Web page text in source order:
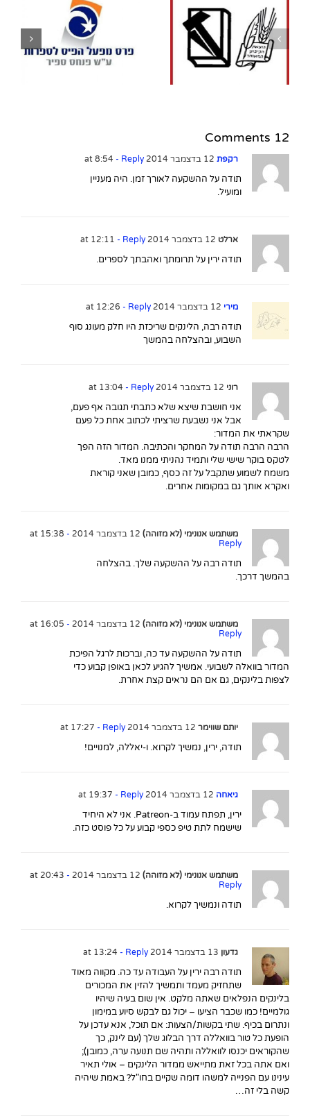
נגה אלבלך מונתה
למנכ"לית הוצאת הקיבוץ
המאוחד – ספרית
פועלים במקומו של פרופ'
12 Comments
רקפת - Reply
תודה על ההשקעה לאורך זמן. היה מעניין
ומועיל.
ארלט - Reply
תודה ירין על תרומתך ואהבתך לספרים.
מירי - Reply
תודה רבה, הלינקים שריכזת היו חלק מעונג סוף
השבוע, ובהצלחה בהמשך
רוני - Reply
אני חושבת שיצא שלא כתבתי תגובה אף פעם,
אבל אני נשבעת שרציתי לכתוב אחת כל פעם
שקראתי את המדור:
הרבה הרבה תודה על המחקר והכתיבה. המדור הזה הפך
לטקס בוקר שישי שלי ותמיד נהניתי ממנו מאד.
משמח לשמוע שתקבל על זה כסף, כמובן שאני קוראת
ואקרא אותך גם במקומות אחרים.
משתמש אנונימי (לא מזוהה)
-
Reply
תודה רבה על ההשקעה שלך. בהצלחה
בהמשך דרכך.
משתמש אנונימי (לא מזוהה)
-
Reply
תודה על ההשקעה עד כה, וברכות לרגל הפיכת
המדור בוואלה לשבועי. אמשיך להגיע לכאן באופן קבוע כדי
לצפות בלינקים, גם אם הם נראים קצת אחרת.
יותם שווימר - Reply
תודה, ירין, נמשיך לקרוא. ו-יאללה, למנויים!
גיאחה - Reply
ירין, תפתח עמוד ב-Patreon. אני לא היחיד
שישמח לתת טיפ כספי קבוע על כל פוסט כזה.
משתמש אנונימי (לא מזוהה)
-
Reply
תודה ונמשיך לקרוא.
גדעון - Reply
תודה רבה ירין על העבודה עד כה. מקווה מאוד
שתחזיק מעמד ותמשיך להזין את המכורים
בלינקים הנפלאים שאתה מלקט. אין שום בעיה שיהיו
גולמיים! כמו שכבר הציעו – יכול גם לבקש סיוע במימון
ונתרום בכיף. שתי בקשות/הצעות: אם תוכל, אנא עדכן על
הופעת כל טור בוואללה דרך הבלוג שלך (עם לינק, כך
שהקוראים יכנסו לוואללה ותהיה שם תנועה ערה, כמובן);
ואם אתה בכל זאת מתייאש ממדור הלינקים – אולי תאיר
עינינו עם הפנייה למשהו דומה שקיים בחו"ל? באמת שיהיה
קשה בלי זה…